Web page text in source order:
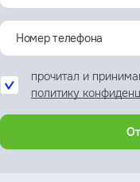
прочитал и
политику